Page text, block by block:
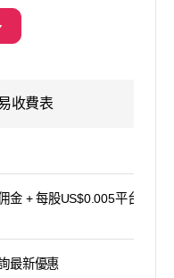
收費表
金 + 每股US$0.005平台使用
最新優惠